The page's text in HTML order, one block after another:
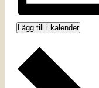
Lägg till i kalender